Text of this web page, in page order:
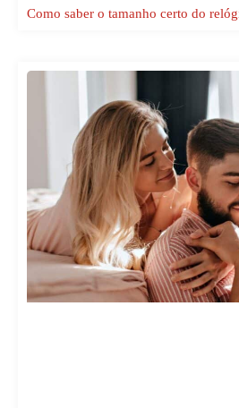
Como saber o tamanho certo do